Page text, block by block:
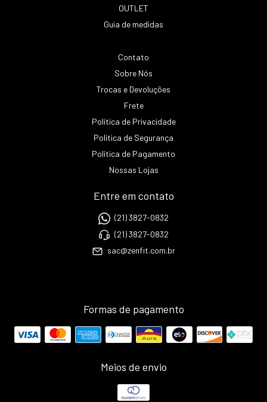
OUTLET
Guia de medidas
Contato
Sobre Nós
Trocas e Devoluções
Frete
Política de Privacidade
Política de Segurança
Política de Pagamento
Nossas Lojas
Entre em contato
(21) 3827-0832
(21) 3827-0832
sac@zenfit.com.br
Formas de pagamento
Meios de envio